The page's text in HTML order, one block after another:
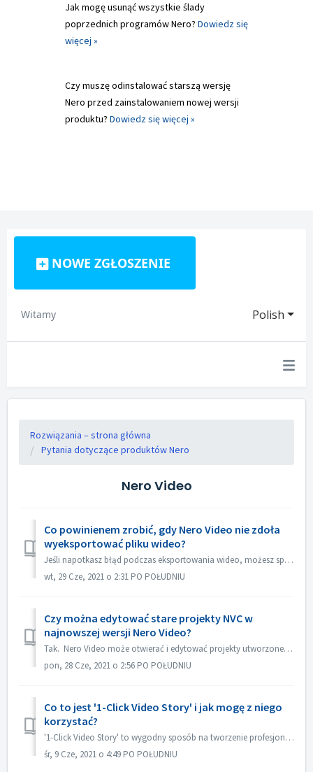
Jak mogę usunąć wszystkie ślady
poprzednich programów Nero? Dowiedz się
więcej »
Czy muszę odinstalować starszą wersję
Nero przed zainstalowaniem nowej wersji
produktu? Dowiedz się więcej »
NOWE ZGŁOSZENIE
Polish
Witamy
Rozwiązania – strona główna
Pytania dotyczące produktów Nero
Nero Video
Co powinienem zrobić, gdy Nero Video nie zdoła
wyeksportować pliku wideo?
Jeśli napotkasz błąd podczas eksportowania wideo, możesz spróbować poniżej: 1. Przejdź do C:\Users [Bieżący użytkownik]\AppData\Roaming [Bieżąca wersja Nero...
wt, 29 Cze, 2021 o 2:31 PO POŁUDNIU
Czy można edytować stare projekty NVC w
najnowszej wersji Nero Video?
Tak. Nero Video może otwierać i edytować projekty utworzone przez stare wersje Nero Video. Jednak stary Nero Video nie jest w stanie otwierać projektów ...
pon, 28 Cze, 2021 o 2:56 PO POŁUDNIU
Co to jest '1-Click Video Story' i jak mogę z niego
korzystać?
'1-Click Video Story' to wygodny sposób na tworzenie profesjonalnych pokazów slajdów i filmów tylko poprzez przeciąganie i upuszczanie, i tylko jedn...
śr, 9 Cze, 2021 o 4:49 PO POŁUDNIU